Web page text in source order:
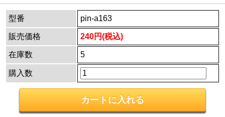
型番 pin-a163
販売価格 240円(税込)
在庫数 5
購入数